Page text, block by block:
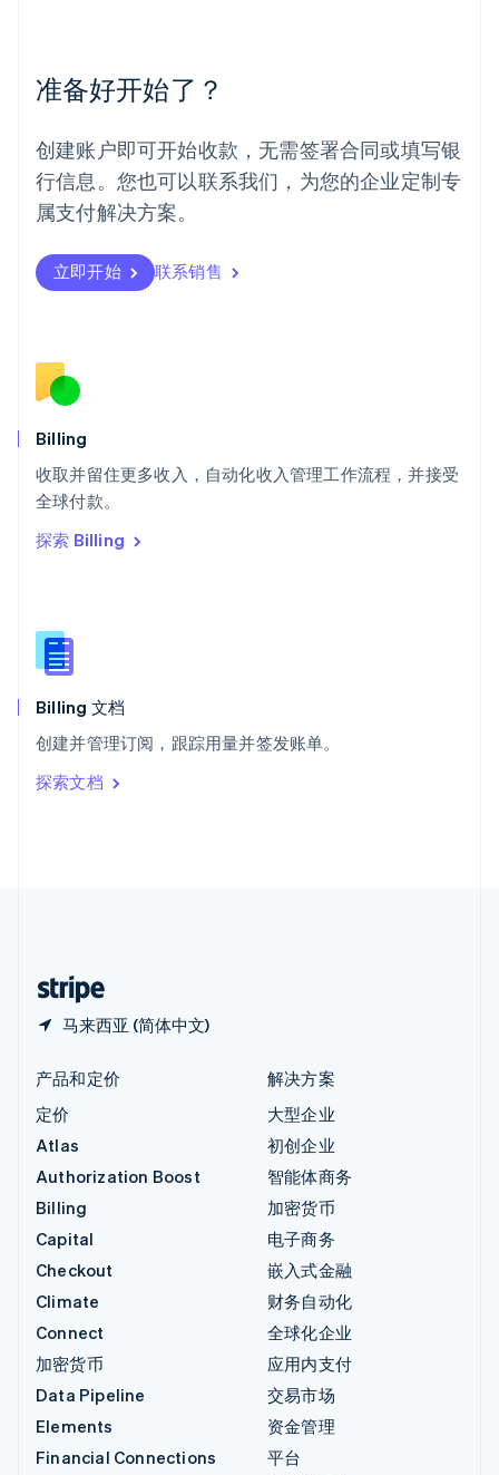
准备好开始了？
创建账户即可开始收款，无需签署合同或填写银
行信息。您也可以联系我们，为您的企业定制专
属支付解决方案。
立即开始 联系销售
Billing
收取并留住更多收入，自动化收入管理工作流程，并接受
全球付款。
探索 Billing
Billing 文档
创建并管理订阅，跟踪用量并签发账单。
探索文档
马来西亚 (简体中文)
挪威
葡萄牙
Português English
日本
日本語English
瑞典
瑞士
DeutschFrançais
English
斯洛文尼亚
泰国
ไทยEnglish
希腊
English
西班牙
新西兰
English
匈牙利
English
ItalianoEnglish
印度
English
产品和定价
定价
Atlas
Authorization Boost
Billing
Capital
Checkout
Climate
Connect
加密货币
Data Pipeline
Elements
Financial Connections
解决方案
大型企业
初创企业
智能体商务
加密货币
电子商务
嵌入式金融
财务自动化
全球化企业
应用内支付
交易市场
资金管理
平台